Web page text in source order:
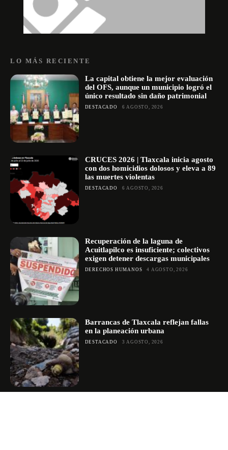
LO MÁS RECIENTE
La capital obtiene la mejor evaluación
del OFS, aunque un municipio logró el
único resultado sin daño patrimonial
DESTACADO 6 AGOSTO, 2026
CRUCES 2026 | Tlaxcala inicia agosto
con dos homicidios dolosos y eleva a 89
las muertes violentas
DESTACADO 6 AGOSTO, 2026
Recuperación de la laguna de
Acuitlapilco es insuficiente; colectivos
exigen detener descargas municipales
DERECHOS HUMANOS 4 AGOSTO, 2026
Barrancas de Tlaxcala reflejan fallas
en la planeación urbana
DESTACADO 3 AGOSTO, 2026